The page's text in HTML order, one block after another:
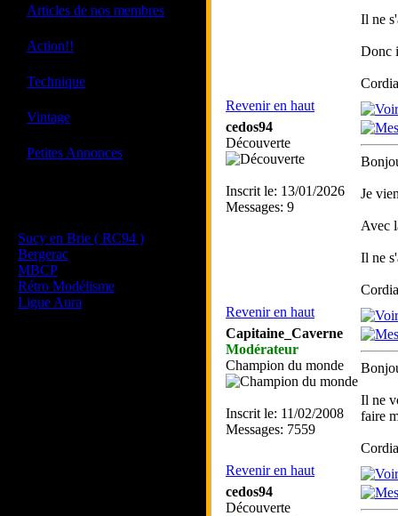
Articles de nos membres
Action!!
Technique
Vintage
Petites Annonces
Sucy en Brie ( RC94 )
Bergerac
MBCP
Rétro Modélisme
Ligue Aura
Il ne
Donc
Revenir en haut
cedos94
Découverte
Inscrit le: 13/01/2026
Messages: 9
Je
Avec
Il ne
Revenir en haut
Capitaine_Caverne
Modérateur
Champion du monde
Inscrit le: 11/02/2008
Messages: 7559
Il ne
faire
Revenir en haut
cedos94
Découverte